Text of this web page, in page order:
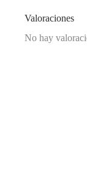
Valoraciones
No hay